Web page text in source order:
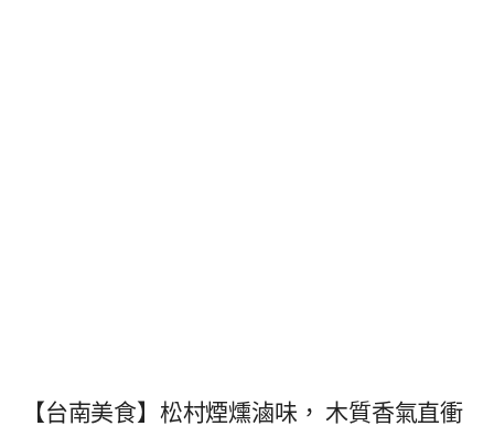
【台南美食】松村煙燻滷味， 木質香氣直衝